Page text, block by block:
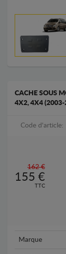
CACHE SOUS
4X2, 4X4 (2003-
Code d'article:
162 €
155 €
TTC
Marque